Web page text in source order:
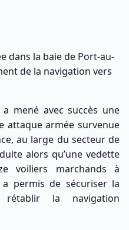
dans la baie de Port-au-
de la navigation vers
mené avec succès une
attaque armée survenue
au large du secteur de
alors qu’une vedette
voiliers marchands à
permis de sécuriser la
la navigation